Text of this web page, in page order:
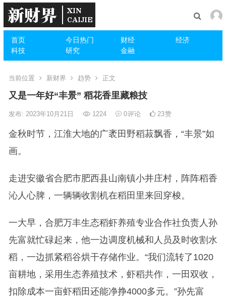
首页 今日热门 财经
经济
科技
研究 金融
当前位置 新财界 趋势 正文
又是一年好“丰景” 稻花香里藏粮技
发布: 2023年10月21日 1224 0评论 23赞
金秋时节，江淮大地的广袤田野稻菽飘香，“丰景”如
画。
走进安徽省合肥市肥西县山南镇小井庄村，阵阵稻香
沁人心脾，一辆辆收割机在稻田里来回穿梭。
一大早，合肥万丰生态稻虾养殖专业合作社负责人孙
先富就忙碌起来，他一边调度机械和人员及时收割水
稻，一边抓紧稻谷烘干存储作业。“我们流转了1020
亩耕地，采用生态养殖技术，虾稻共作，一田双收，
扣除成本一亩虾稻田还能净挣4000多元。”孙先富